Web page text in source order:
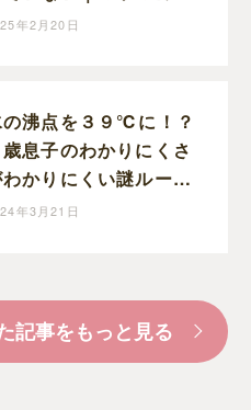
画
年2月20日
沸点を３９℃に！？
歳息子のわかりにくさ
かりにくい謎ルール
ッマの育児漫画
年3月21日
記事をもっと見る